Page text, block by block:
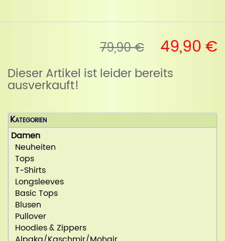
79,90 € 49,90 €
Dieser Artikel ist leider bereits
ausverkauft!
Kategorien
Damen
Neuheiten
Tops
T-Shirts
Longsleeves
Basic Tops
Blusen
Pullover
Hoodies & Zippers